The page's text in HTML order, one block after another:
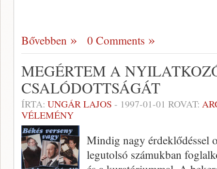
Bővebben 0 Comments
MEGÉRTEM A
CSALÓDOTTSÁGÁT
ÍRTA: UNGÁR LAJOS - 1997-01-01 ROVAT:
VÉLEMÉNY
Mindig nagy érdeklődéssel
legutolsó számukban